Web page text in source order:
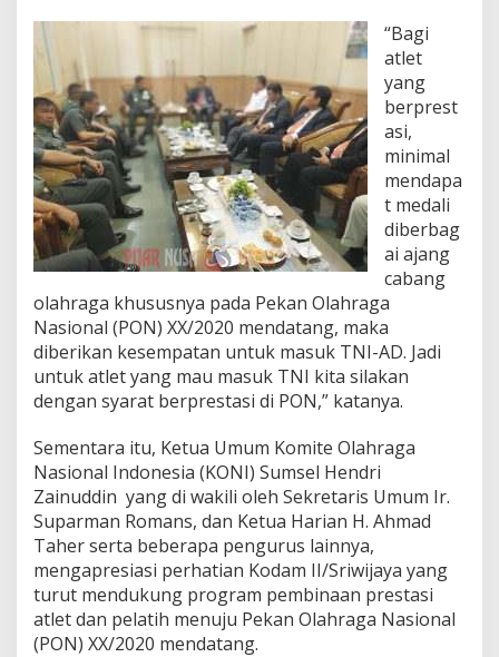
“Bagi
atlet
yang
berprest
asi,
minimal
mendapa
t medali
diberbag
ai ajang
cabang
olahraga khususnya pada Pekan Olahraga
Nasional (PON) XX/2020 mendatang, maka
diberikan kesempatan untuk masuk TNI-AD. Jadi
untuk atlet yang mau masuk TNI kita silakan
dengan syarat berprestasi di PON,” katanya.
Sementara itu, Ketua Umum Komite Olahraga
Nasional Indonesia (KONI) Sumsel Hendri
Zainuddin yang di wakili oleh Sekretaris Umum Ir.
Suparman Romans, dan Ketua Harian H. Ahmad
Taher serta beberapa pengurus lainnya,
mengapresiasi perhatian Kodam II/Sriwijaya yang
turut mendukung program pembinaan prestasi
atlet dan pelatih menuju Pekan Olahraga Nasional
(PON) XX/2020 mendatang.